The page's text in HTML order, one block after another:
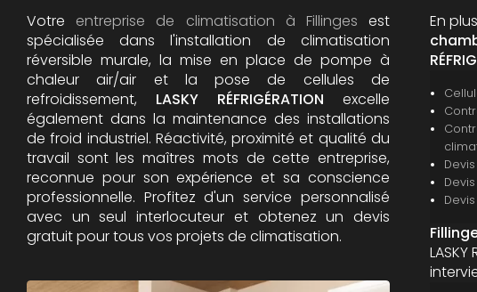
Votre entreprise de climatisation à Fillinges est
spécialisée dans l'installation de climatisation
réversible murale, la mise en place de pompe à
chaleur air/air et la pose de cellules de
refroidissement, LASKY RÉFRIGÉRATION excelle
également dans la maintenance des installations
de froid industriel. Réactivité, proximité et qualité du
travail sont les maîtres mots de cette entreprise,
reconnue pour son expérience et sa conscience
professionnelle. Profitez d'un service personnalisé
avec un seul interlocuteur et obtenez un devis
gratuit pour tous vos projets de climatisation.
En